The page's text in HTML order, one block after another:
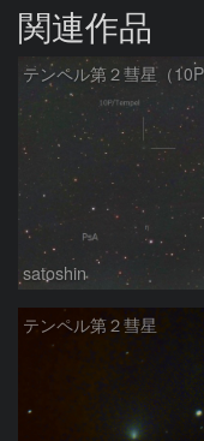
関連作品
satoshin
テンペル第２彗星